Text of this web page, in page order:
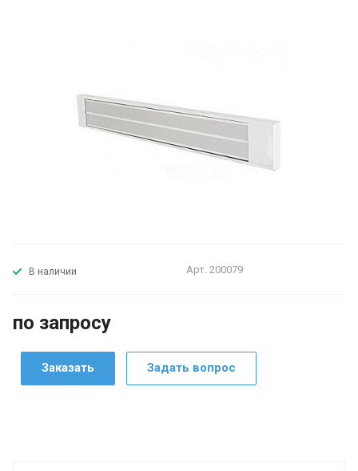
В наличии Арт. 200079
по запросу
Заказать Задать вопрос